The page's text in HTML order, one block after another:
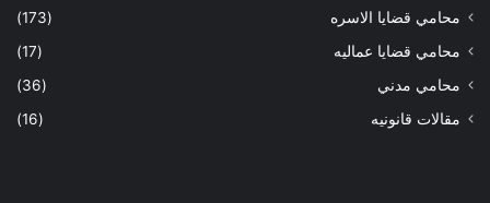
محامي قضايا الاسره
(173)
محامي قضايا عماليه
(17)
محامي مدني
(36)
مقالات قانونيه
(16)